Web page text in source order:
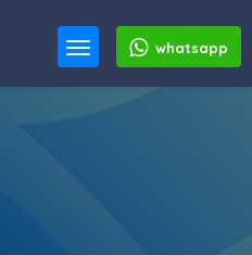
whatsapp